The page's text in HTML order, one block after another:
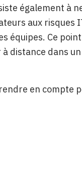
également à
aux risques
équipes. Ce
distance dans
en compte